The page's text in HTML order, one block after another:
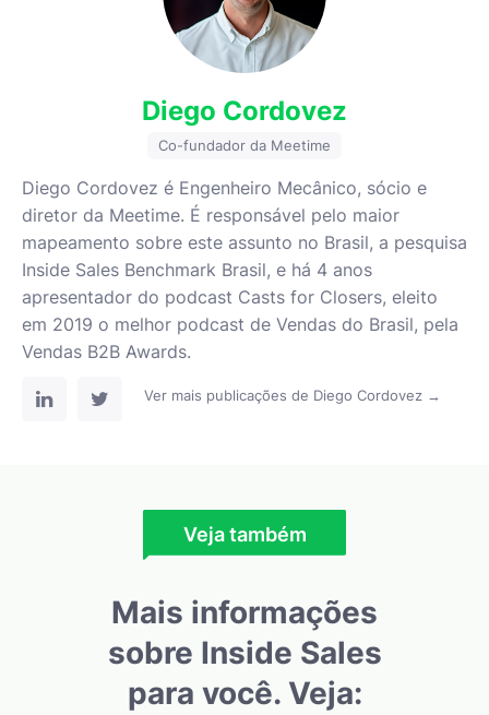
Diego Cordovez
Co-fundador da Meetime
Diego Cordovez é Engenheiro Mecânico, sócio e
diretor da Meetime. É responsável pelo maior
mapeamento sobre este assunto no Brasil, a pesquisa
Inside Sales Benchmark Brasil, e há 4 anos
apresentador do podcast Casts for Closers, eleito
em 2019 o melhor podcast de Vendas do Brasil, pela
Vendas B2B Awards.
Ver mais publicações de Diego Cordovez →
Veja também
Mais informações
sobre Inside Sales
para você. Veja: